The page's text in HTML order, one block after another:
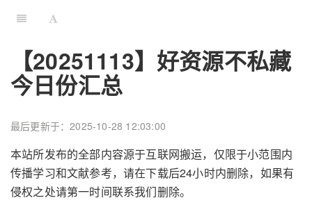
【20251113】好资源不私藏
今日份汇总
最后更新于：2025-10-28 12:03:00
本站所发布的全部内容源于互联网搬运，仅限于小范围内
传播学习和文献参考，请在下载后24小时内删除，如果有
侵权之处请第一时间联系我们删除。